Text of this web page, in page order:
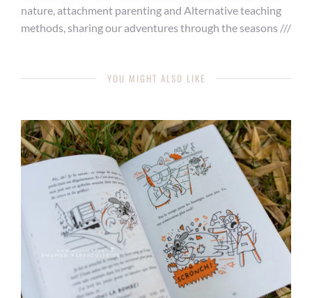
nature, attachment parenting and Alternative teaching
methods, sharing our adventures through the seasons ///
YOU MIGHT ALSO LIKE